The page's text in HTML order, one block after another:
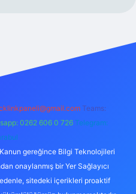
Teams:
0262 606 0 726 Telegram:
gereğince Bilgi Teknolojileri
onaylanmış bir Yer Sağlayıcı
sitedeki içerikleri proaktif